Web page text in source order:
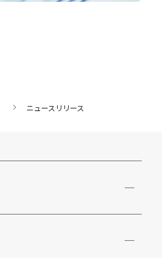
ニュースリリース